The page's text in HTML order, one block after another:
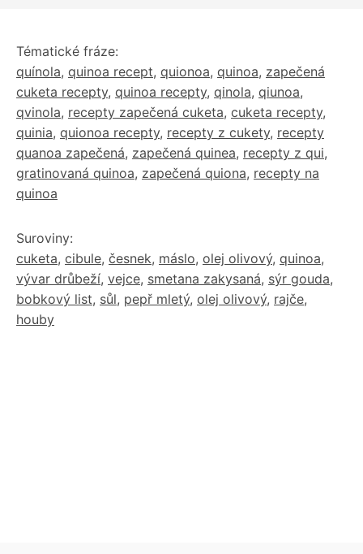
Tématické fráze:
quínola, quinoa recept, quionoa, quinoa, zapečená
cuketa recepty, quinoa recepty, qinola, qiunoa,
qvinola, recepty zapečená cuketa, cuketa recepty,
quinia, quionoa recepty, recepty z cukety, recepty
quanoa zapečená, zapečená quinea, recepty z qui,
gratinovaná quinoa, zapečená quiona, recepty na
quinoa
Suroviny:
cuketa, cibule, česnek, máslo, olej olivový, quinoa,
vývar drůbeží, vejce, smetana zakysaná, sýr gouda,
bobkový list, sůl, pepř mletý, olej olivový, rajče,
houby